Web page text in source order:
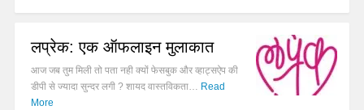
लप्रेक: एक ऑफलाइन मुलाकात
आज जब तुम मिली तो पता नही क्यों फेसबुक और व्हाट्सऐप की
डीपी से ज्यादा सुन्दर लगी ? शायद वास्तविकता… Read
More